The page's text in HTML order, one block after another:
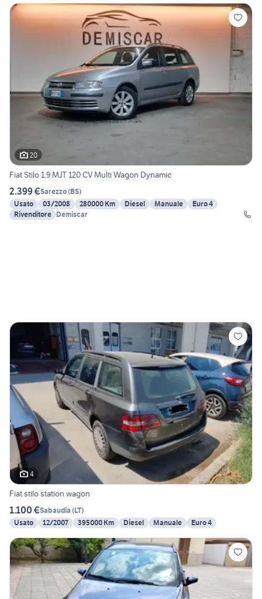
20
Fiat Stilo 1.9 MJT 120 CV Multi Wagon Dynamic
2.399 €Sarezzo(BS)
Usato
03/2008 280000 Km Diesel Manuale
Euro 4
Rivenditore Demiscar
4
Fiat stilo station wagon
1.100 €Sabaudia (LT)
Usato
12/2007 395000 Km Diesel Manuale Euro 4